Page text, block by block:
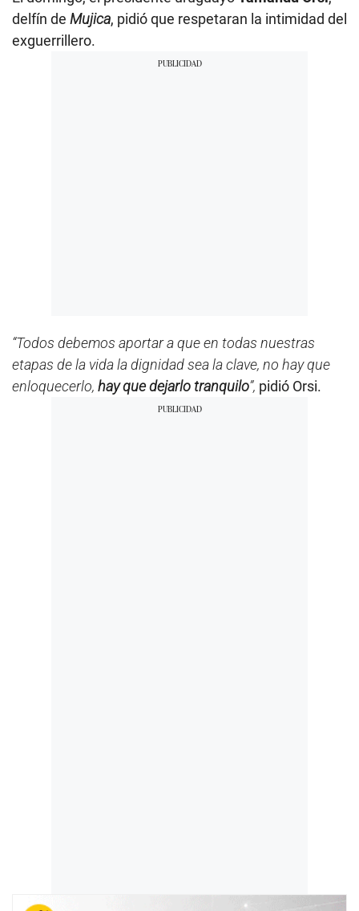
delfín de Mujica, pidió que respetaran la intimidad del
exguerrillero.
“Todos debemos aportar a que en todas nuestras
etapas de la vida la dignidad sea la clave, no hay que
enloquecerlo, hay que dejarlo tranquilo”, pidió Orsi.